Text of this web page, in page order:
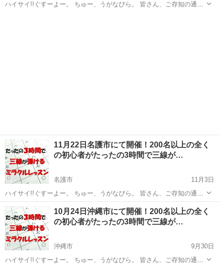
ハイサイ!!ぐすーよー。 ちゅー、うがなびら。 皆さん、ご存知の通
11月22日名護市にて開催！200名以上の全く
の初心者がたったの3時間で三線が…
名護市
11月3日
ハイサイ!!ぐすーよー。 ちゅー、うがなびら。 皆さん、ご存知の通
り、 沖縄発祥で認知度が高いにも関わらず、 その普及率はまだまだ低
い楽器のひとつに 「三線」があります。 どうしても三線って難しい楽
器、 ...
沖縄 名護市 その他 三線
10月24日沖縄市にて開催！200名以上の全く
の初心者がたったの3時間で三線が…
沖縄市
9月30日
ハイサイ!!ぐすーよー。 ちゅー、うがなびら。 皆さん、ご存知の通